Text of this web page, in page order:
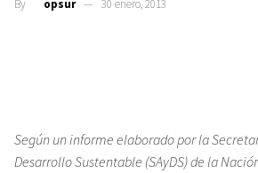
By opsur 30 enero, 2013
Según un informe elaborado por la
Desarrollo Sustentable (SAyDS) de la